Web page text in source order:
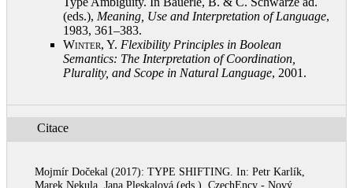
(eds.), Meaning, Use and Interpretation of Language,
1983, 361–383.
Winter, Y. Flexibility Principles in Boolean
Semantics: The Interpretation of Coordination,
Plurality, and Scope in Natural Language, 2001 .
Citace
Mojmír Dočekal (2017): TYPE SHIFTING. In: Petr Karlík,
Marek Nekula, Jana Pleskalová (eds.), CzechEncy - Nový